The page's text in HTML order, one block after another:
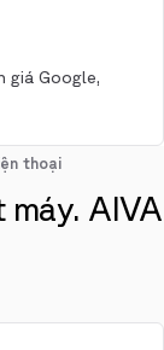
giá Google,
thoại
AIVA